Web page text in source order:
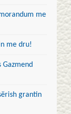
me
me dru!
grantin